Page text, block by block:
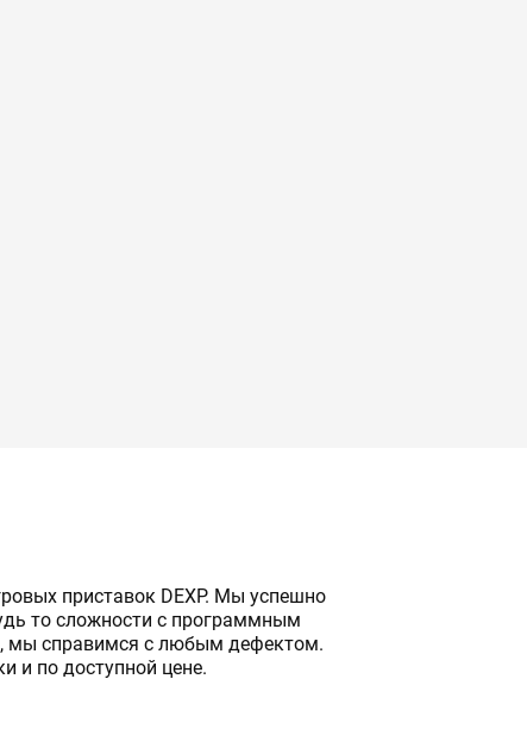
приставок DEXP. Мы успешно
то cложности с программным
мы справимся с любым дефектом.
и по доступной цене.